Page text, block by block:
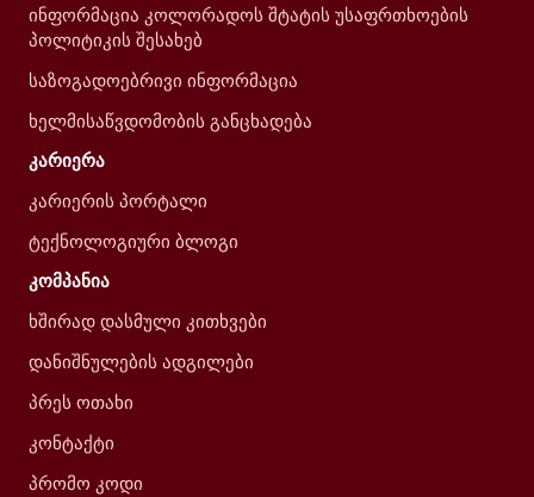
ინფორმაცია კოლორადოს შტატის უსაფრთხოების
პოლიტიკის შესახებ
საზოგადოებრივი ინფორმაცია
ხელმისაწვდომობის განცხადება
კარიერა
კარიერის პორტალი
ტექნოლოგიური ბლოგი
კომპანია
ხშირად დასმული კითხვები
დანიშნულების ადგილები
პრეს ოთახი
კონტაქტი
პრომო კოდი